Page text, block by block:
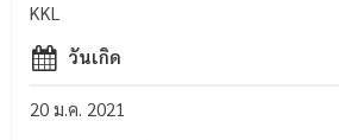
KKL
วันเกิด
20 ม.ค. 2021